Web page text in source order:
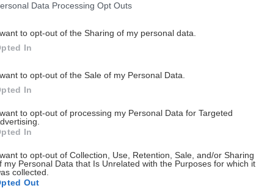
Data Processing Opt Outs
to opt-out of the Sharing of my personal data.
In
to opt-out of the Sale of my Personal Data.
In
to opt-out of processing my Personal Data for Targeted
In
to opt-out of Collection, Use, Retention, Sale, and/or Sharing
my Personal Data that Is Unrelated with the Purposes for which it
collected.
Out